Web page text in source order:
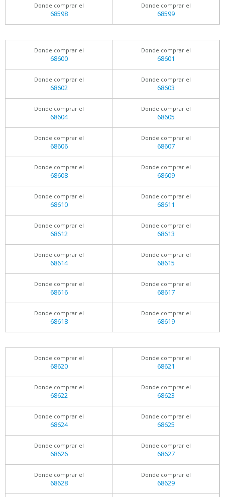
Donde comprar el
68598
Donde comprar el
68599
Donde comprar el
68600
Donde comprar el
68601
Donde comprar el
68602
Donde comprar el
68603
Donde comprar el
68604
Donde comprar el
68605
Donde comprar el
68606
Donde comprar el
68607
Donde comprar el
68608
Donde comprar el
68609
Donde comprar el
68610
Donde comprar el
68611
Donde comprar el
68612
Donde comprar el
68613
Donde comprar el
68614
Donde comprar el
68615
Donde comprar el
68616
Donde comprar el
68617
Donde comprar el
68618
Donde comprar el
68619
Donde comprar el
68620
Donde comprar el
68621
Donde comprar el
68622
Donde comprar el
68623
Donde comprar el
68624
Donde comprar el
68625
Donde comprar el
68626
Donde comprar el
68627
Donde comprar el
68628
Donde comprar el
68629